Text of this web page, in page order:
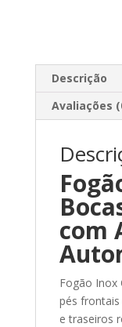
Descrição
Avaliações
com
Fogão Inox
pés frontais
e traseiros